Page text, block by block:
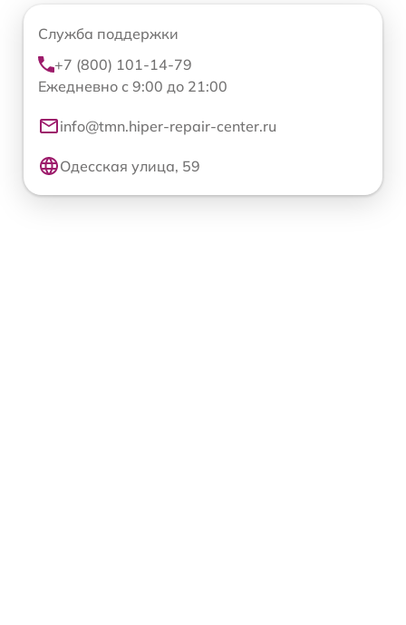
Служба поддержки
+7 (800) 101-14-79
Ежедневно с 9:00 до 21:00
info@tmn.hiper-repair-center.ru
Одесская улица, 59